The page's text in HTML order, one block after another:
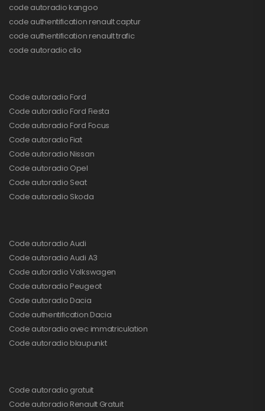
code autoradio kangoo
code authentification renault captur
code authentification renault trafic
code autoradio clio
Code autoradio Ford
Code autoradio Ford Fiesta
Code autoradio Ford Focus
Code autoradio Fiat
Code autoradio Nissan
Code autoradio Opel
Code autoradio Seat
Code autoradio Skoda
Code autoradio Audi
Code autoradio Audi A3
Code autoradio Volkswagen
Code autoradio Peugeot
Code autoradio Dacia
Code authentification Dacia
Code autoradio avec immatriculation
Code autoradio blaupunkt
Code autoradio gratuit
Code autoradio Renault Gratuit